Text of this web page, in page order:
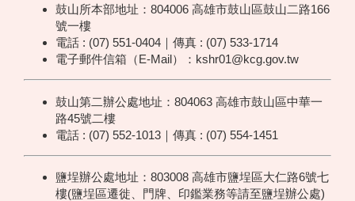
鼓山所本部地址：804006 高雄市鼓山區鼓山二路166
號一樓
電話 : (07) 551-0404｜傳真 : (07) 533-1714
電子郵件信箱（E-Mail）：kshr01@kcg.gov.tw
鼓山第二辦公處地址：804063 高雄市鼓山區中華一
路45號二樓
電話 : (07) 552-1013｜傳真 : (07) 554-1451
鹽埕辦公處地址：803008 高雄市鹽埕區大仁路6號七
樓(鹽埕區遷徙、門牌、印鑑業務等請至鹽埕辦公處)